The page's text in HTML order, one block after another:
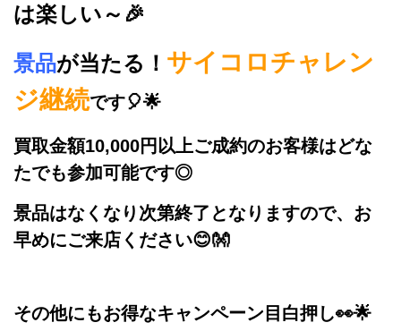
は楽しい～🎉
景品が当たる！ サイコロチャレン
ジ継続です🎈🌟
買取金額10,000円以上ご成約のお客様はどな
たでも参加可能です◎
景品はなくなり次第終了となりますので、お
早めにご来店ください😊👐
その他にもお得なキャンペーン目白押し👀🌟